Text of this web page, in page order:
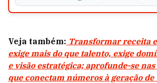
Veja também: Transformar receita
exige mais do que talento, exige
e visão estratégica; aprofunde-se
que conectam números à geração de